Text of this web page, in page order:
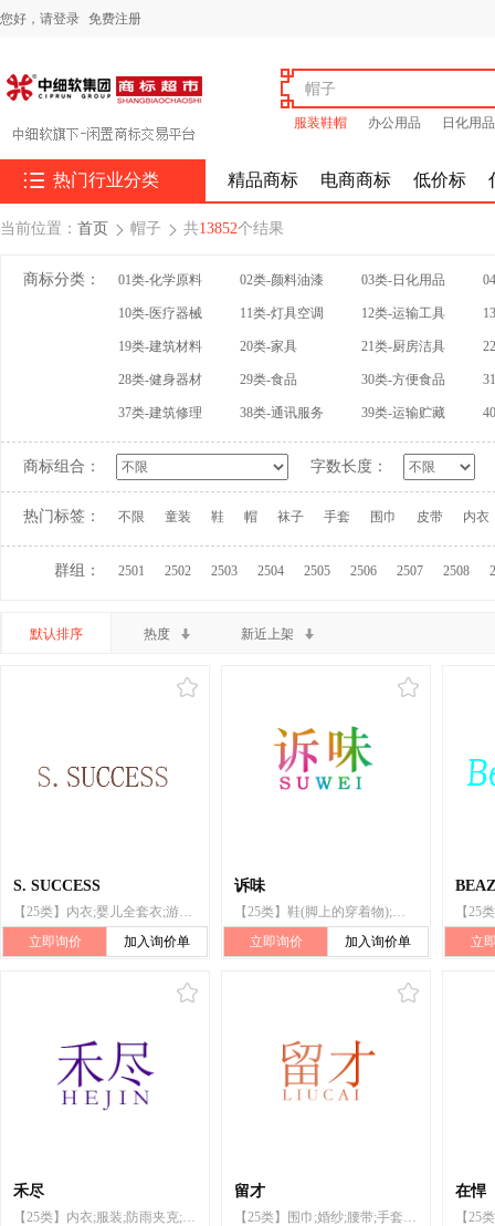
您好， 请登录 免费注册
服装鞋帽 办公用品 日化用品
 热门行业分类 精品商标 电商商标 低价标
当前位置： 首页  帽子  共13852个结果
商标分类： 01类-化学原料 02类-颜料油漆 03类-日化用品
10类-医疗器械 11类-灯具空调 12类-运输工具
19类-建筑材料 20类-家具 21类-厨房洁具
28类-健身器材 29类-食品 30类-方便食品
37类-建筑修理 38类-通讯服务 39类-运输贮藏
商标组合： 字数长度：
热门标签： 不限 童装 鞋 帽 袜子 手套 围巾 皮带 内衣
群组： 2501 2502 2503 2504 2505 2506 2507 2508
默认排序 热度 新近上架
S. SUCCESS
【25类】内衣;婴儿全套衣;游泳衣;帽子;腰带
立即询价
加入询价单
诉味
【25类】鞋(脚上的穿着物);帽子;袜;手套(服装);围巾
立即询价
加入询价单 立
禾尽
【25类】内衣;服装;防雨夹克;鞋(脚上的穿着物);帽子;袜;手套(服装);腰带;婚纱;围巾
留才
【25类】围巾;婚纱;腰带;手套(服装);袜;帽子;鞋(脚上的穿着物);防雨夹克;服装;内衣
在悍